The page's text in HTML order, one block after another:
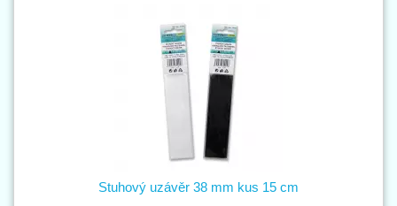
Stuhový uzávěr 38 mm kus 15 cm